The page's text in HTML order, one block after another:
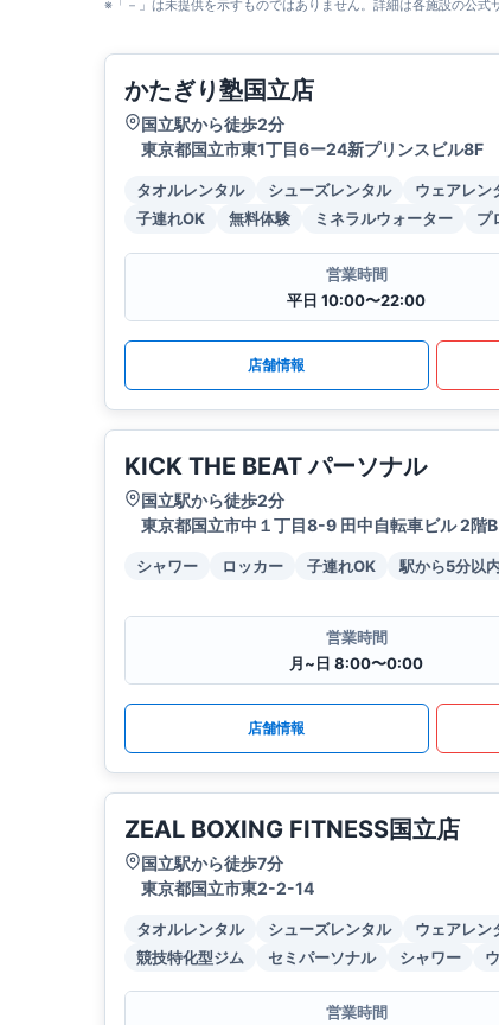
※「－」は未提供を示すものではありません。詳細は各施設の公式
かたぎり塾国立店
国立駅から徒歩2分
東京都国立市東1丁目6ー24新プリンスビル8F
タオルレンタル シューズレンタル ウェアレン
子連れOK
無料体験 ミネラルウォーター プ
営業時間
平日 10:00〜22:00
店舗情報
KICK THE BEAT パーソナル
国立駅から徒歩2分
東京都国立市中１丁目8-9 田中自転車ビル 2階B
シャワー ロッカー 子連れOK 駅から5分以
営業時間
月~日 8:00〜0:00
店舗情報
ZEAL BOXING FITNESS国立店
国立駅から徒歩7分
東京都国立市東2-2-14
タオルレンタル シューズレンタル ウェアレン
競技特化型ジム
セミパーソナル シャワー
営業時間